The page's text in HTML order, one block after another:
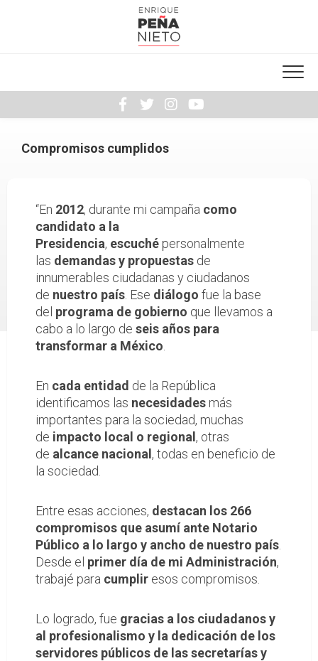
Compromisos cumplidos
“En 2012, durante mi campaña como
candidato a la
Presidencia, escuché personalmente
las demandas y propuestas de
innumerables ciudadanas y ciudadanos
de nuestro país . Ese diálogo fue la base
del programa de gobierno que llevamos a
cabo a lo largo de seis años para
transformar a México
En cada entidad de la República
identificamos las necesidades más
importantes para la sociedad, muchas
de impacto local o regional , otras
de alcance nacional , todas en beneficio de
la sociedad.
Entre esas acciones, destacan los 266
compromisos que asumí ante Notario
Público a lo largo y ancho de nuestro país
Desde el primer día de mi Administración,
trabajé para cumplir esos compromisos.
Lo logrado, fue gracias a los ciudadanos y
al profesionalismo y la dedicación de los
servidores públicos de las secretaríasy